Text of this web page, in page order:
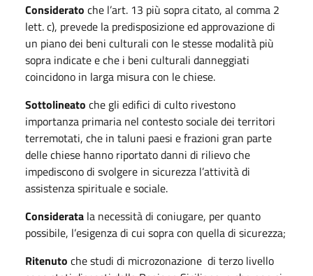
Considerato che l’art. 13 più sopra citato, al comma 2
lett. c), prevede la predisposizione ed approvazione di
un piano dei beni culturali con le stesse modalità più
sopra indicate e che i beni culturali danneggiati
coincidono in larga misura con le chiese.
Sottolineato che gli edifici di culto rivestono
importanza primaria nel contesto sociale dei territori
terremotati, che in taluni paesi e frazioni gran parte
delle chiese hanno riportato danni di rilievo che
impediscono di svolgere in sicurezza l’attività di
assistenza spirituale e sociale.
Considerata la necessità di coniugare, per quanto
possibile, l’esigenza di cui sopra con quella di sicurezza;
Ritenuto che studi di microzonazione di terzo livello